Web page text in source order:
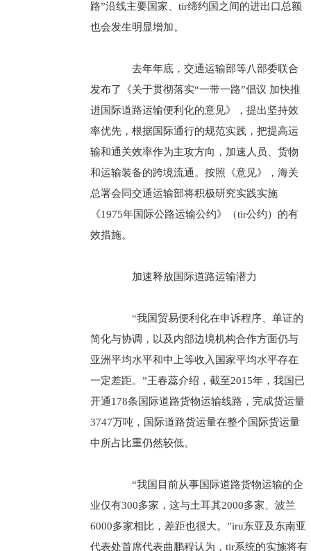
路”沿线主要国家、tir缔约国之间的进出口总额
也会发生明显增加。
去年年底，交通运输部等八部委联合
发布了《关于贯彻落实“一带一路”倡议 加快推
进国际道路运输便利化的意见》，提出坚持效
率优先，根据国际通行的规范实践，把提高运
输和通关效率作为主攻方向，加速人员、货物
和运输装备的跨境流通。按照《意见》，海关
总署会同交通运输部将积极研究实践实施
《1975年国际公路运输公约》（tir公约）的有
效措施。
加速释放国际道路运输潜力
“我国贸易便利化在申诉程序、单证的
简化与协调，以及内部边境机构合作方面仍与
亚洲平均水平和中上等收入国家平均水平存在
一定差距。”王春蕊介绍，截至2015年，我国已
开通178条国际道路货物运输线路，完成货运量
3747万吨，国际道路货运量在整个国际货运量
中所占比重仍然较低。
“我国目前从事国际道路货物运输的企
业仅有300多家，这与土耳其2000多家、波兰
6000多家相比，差距也很大。”iru东亚及东南亚
代表处首席代表曲鹏程认为，tir系统的实施将有